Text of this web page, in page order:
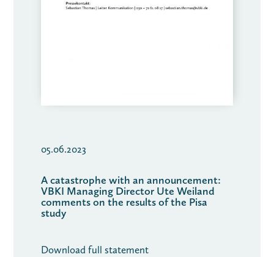
05.06.2023
A catastrophe with an announcement:
VBKI Managing Director Ute Weiland
comments on the results of the Pisa
study
Download full statement